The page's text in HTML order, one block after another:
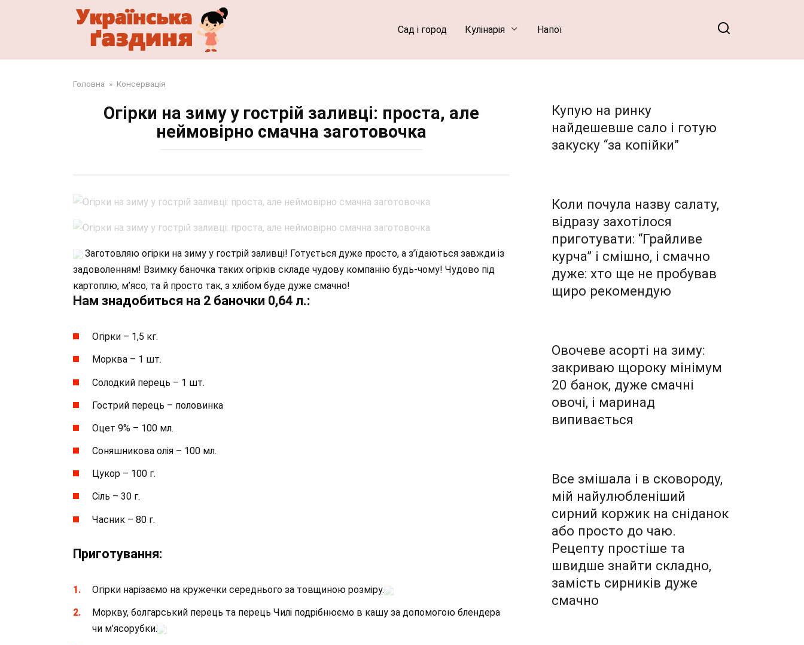
Сад і город Кулінарія Напої
Головна » Консервація
Огірки на зиму у гострій заливці: проста, але
неймовірно смачна заготовочка
Заготовляю огірки на зиму у гострій заливці! Готується дуже просто, а з’їдаються завжди із
задоволенням! Взимку баночка таких огірків складе чудову компанію будь-чому! Чудово під
картоплю, м’ясо, та й просто так, з хлібом буде дуже смачно!
Нам знадобиться на 2 баночки 0,64 л.:
Огірки – 1,5 кг.
Морква – 1 шт.
Солодкий перець – 1 шт.
Гострий перець – половинка
Оцет 9% – 100 мл.
Соняшникова олія – 100 мл.
Цукор – 100 г.
Сіль – 30 г.
Часник – 80 г.
Приготування:
Огірки нарізаємо на кружечки середнього за товщиною розміру.
Моркву, болгарський перець та перець Чилі подрібнюємо в кашу за допомогою блендера
чи м’ясорубки.
Купую на ринку
найдешевше сало і готую
закуску “за копійки”
Коли почула назву салату,
відразу захотілося
приготувати: “Грайливе
курча” і смішно, і смачно
дуже: хто ще не пробував
щиро рекомендую
Овочеве асорті на зиму:
закриваю щороку мінімум
20 банок, дуже смачні
овочі, і маринад
випивається
Все змішала і в сковороду,
мій найулюбленіший
сирний коржик на сніданок
або просто до чаю.
Рецепту простіше та
швидше знайти складно,
замість сирників дуже
смачно